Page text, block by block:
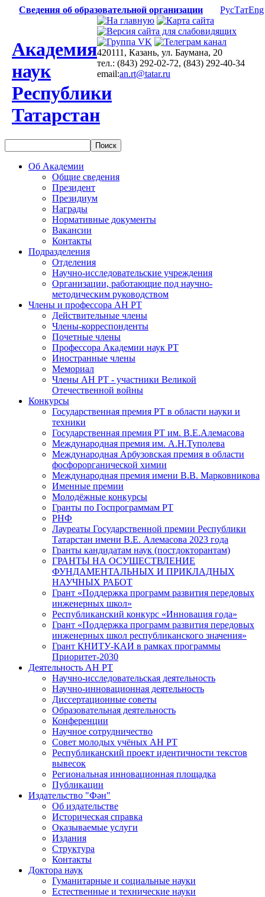
Сведения об образовательной организации РусТатEng
Академия
наук
Республики
Татарстан
420111, Казань, ул. Баумана, 20
тел.: (843) 292-02-72, (843) 292-40-34
email:an.rt@tatar.ru
Об Академии
Общие сведения
Президент
Президиум
Награды
Нормативные документы
Вакансии
Контакты
Подразделения
Отделения
Научно-исследовательские учреждения
Организации, работающие под научно-
методическим руководством
Члены и профессора АН РТ
Действительные члены
Члены-корреспонденты
Почетные члены
Профессора Академии наук РТ
Иностранные члены
Мемориал
Члены АН РТ - участники Великой
Отечественной войны
Конкурсы
Государственная премия РТ в области науки и
техники
Государственная премия РТ им. В.Е.Алемасова
Международная премия им. А.Н.Туполева
Международная Арбузовская премия в области
фосфорорганической химии
Международная премия имени В.В. Марковникова
Именные премии
Молодёжные конкурсы
Гранты по Госпрограммам РТ
РНФ
Лауреаты Государственной премии Республики
Татарстан имени В.Е. Алемасова 2023 года
Гранты кандидатам наук (постдокторантам)
ГРАНТЫ НА ОСУЩЕСТВЛЕНИЕ
ФУНДАМЕНТАЛЬНЫХ И ПРИКЛАДНЫХ
НАУЧНЫХ РАБОТ
Грант «Поддержка программ развития передовых
инженерных школ»
Республиканский конкурс «Инновация года»
Грант «Поддержка программ развития передовых
инженерных школ республиканского значения»
Грант КНИТУ-КАИ в рамках программы
Приоритет-2030
Деятельность АН РТ
Научно-исследовательская деятельность
Научно-инновационная деятельность
Диссертационные советы
Образовательная деятельность
Конференции
Научное сотрудничество
Совет молодых учёных АН РТ
Республиканский проект идентичности текстов
вывесок
Региональная инновационная площадка
Публикации
Издательство "Фән"
Об издательстве
Историческая справка
Оказываемые услуги
Издания
Структура
Контакты
Доктора наук
Гуманитарные и социальные науки
Естественные и технические науки